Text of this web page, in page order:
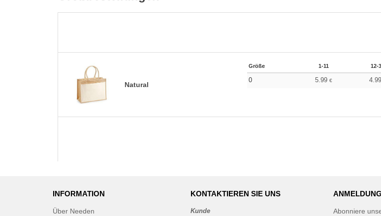
Natural
Größe 1-11 12-
0 5.99 € 4.99
INFORMATION
Über Needen
KONTAKTIEREN SIE UNS
Kunde
ANMELDUNG
Abonniere